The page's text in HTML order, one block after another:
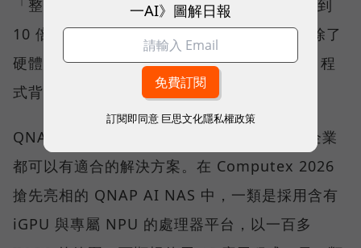
「整體成本可能是過去單獨一台 NAS 的 5 倍到
10 倍，並不是大部分中小企業都能接受。」除了
硬體，使用者還需要 AI 應用的 Know-how、程
式背景與開發資源，這些都是落地成本。
QNAP 則是透過算力分級讓各規模與需求的企業
都可以有適合的解決方案。在 Computex 2026
搶先亮相的 QNAP AI NAS 中，一類是採用含有
iGPU 與專屬 NPU 的處理器平台，以一百多
一AI》圖解日報
訂閱即同意 巨思文化隱私權政策